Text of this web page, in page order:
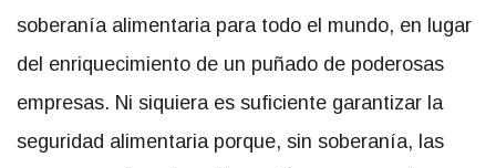
soberanía alimentaria para todo el mundo, en lugar
del enriquecimiento de un puñado de poderosas
empresas. Ni siquiera es suficiente garantizar la
seguridad alimentaria porque, sin soberanía, las